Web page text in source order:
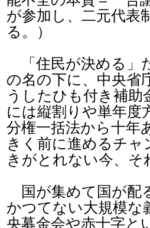
が参加し、二元代表
る。）
「住民が決める」
の名の下に、中央省
うしたひも付き補
には縦割りや単年度
分権一括法から十年
きく前に進めるチ
きがとれない今、
国が集めて国が配
かつてない大規模な
央募金会や赤十字と